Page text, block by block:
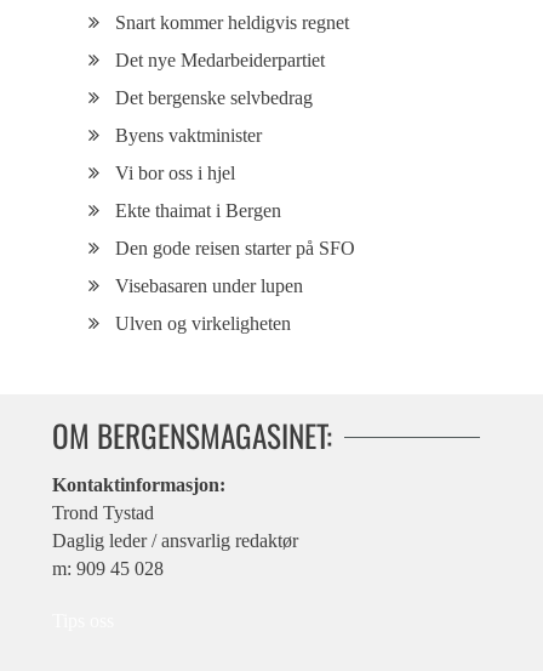
Snart kommer heldigvis regnet
Det nye Medarbeiderpartiet
Det bergenske selvbedrag
Byens vaktminister
Vi bor oss i hjel
Ekte thaimat i Bergen
Den gode reisen starter på SFO
Visebasaren under lupen
Ulven og virkeligheten
OM BERGENSMAGASINET:
Kontaktinformasjon:
Trond Tystad
Daglig leder / ansvarlig redaktør
m: 909 45 028